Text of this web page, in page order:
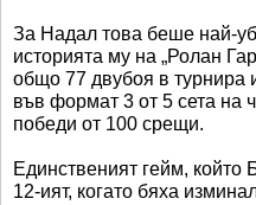
За Надал това беше най-
историята му на „Ролан
общо 77 двубоя в
във формат 3 от 5 сета на
победи от 100 срещи.
Единственият гейм,
12-ият, когато бяха